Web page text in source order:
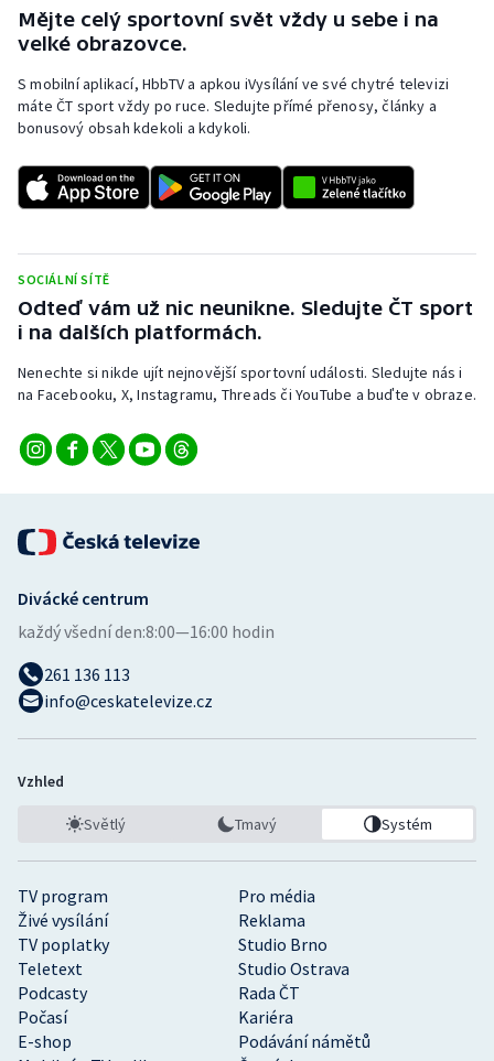
Mějte celý sportovní svět vždy u sebe i na
velké obrazovce.
S mobilní aplikací, HbbTV a apkou iVysílání ve své chytré televizi
máte ČT sport vždy po ruce. Sledujte přímé přenosy, články a
bonusový obsah kdekoli a kdykoli.
SOCIÁLNÍ SÍTĚ
Odteď vám už nic neunikne. Sledujte ČT sport
i na dalších platformách.
Nenechte si nikde ujít nejnovější sportovní události. Sledujte nás i
na Facebooku, X, Instagramu, Threads či YouTube a buďte v obraze.
TV program
Pro média
Živé vysílání
Reklama
TV poplatky
Studio Brno
Teletext
Studio Ostrava
Podcasty
Rada ČT
Počasí
Kariéra
E-shop
Podávání námětů
Divácké centrum
každý všední den:8:00—16:00 hodin
261 136 113
info@ceskatelevize.cz
Vzhled
Světlý Tmavý Systém